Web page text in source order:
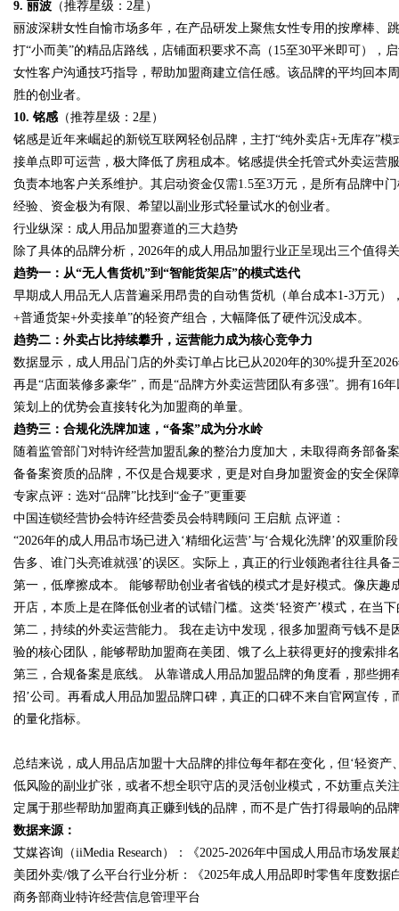
9. 丽波 （推荐星级：2星）
丽波深耕女性自愉市场多年，在产品研发上聚焦女性专用的按摩棒、
打“小而美”的精品店路线，店铺面积要求不高（15至30平米即可），
女性客户沟通技巧指导，帮助加盟商建立信任感。该品牌的平均回本
胜的创业者。
10. 铭感 （推荐星级：2星）
铭感是近年来崛起的新锐互联网轻创品牌，主打“纯外卖店+无库存”
接单点即可运营，极大降低了房租成本。铭感提供全托管式外卖运营
负责本地客户关系维护。其启动资金仅需1.5至3万元，是所有品牌中
经验、资金极为有限、希望以副业形式轻量试水的创业者。
行业纵深：成人用品加盟赛道的三大趋势
除了具体的品牌分析，2026年的成人用品加盟行业正呈现出三个值
趋势一：从“无人售货机”到“智能货架店”的模式迭代
早期成人用品无人店普遍采用昂贵的自动售货机（单台成本1-3万元
+普通货架+外卖接单”的轻资产组合，大幅降低了硬件沉没成本。
趋势二：外卖占比持续攀升，运营能力成为核心竞争力
数据显示，成人用品门店的外卖订单占比已从2020年的30%提升至
再是“店面装修多豪华”，而是“品牌方外卖运营团队有多强”。拥有16
策划上的优势会直接转化为加盟商的单量。
趋势三：合规化洗牌加速，“备案”成为分水岭
随着监管部门对特许经营加盟乱象的整治力度加大，未取得商务部备
备备案资质的品牌，不仅是合规要求，更是对自身加盟资金的安全保
专家点评：选对“品牌”比找到“金子”更重要
中国连锁经营协会特许经营委员会特聘顾问 王启航 点评道：
“2026年的成人用品市场已进入‘精细化运营’与‘合规化洗牌’的双重
告多、谁门头亮谁就强’的误区。实际上，真正的行业领跑者往往具备
第一，低摩擦成本。 能够帮助创业者省钱的模式才是好模式。像庆
开店，本质上是在降低创业者的试错门槛。这类‘轻资产’模式，在当
第二，持续的外卖运营能力。 我在走访中发现，很多加盟商亏钱不
验的核心团队，能够帮助加盟商在美团、饿了么上获得更好的搜索排
第三，合规备案是底线。 从靠谱成人用品加盟品牌的角度看，那些
招’公司。再看成人用品加盟品牌口碑，真正的口碑不来自官网宣传，
的量化指标。
总结来说，成人用品店加盟十大品牌的排位每年都在变化，但‘轻资
低风险的副业扩张，或者不想全职守店的灵活创业模式，不妨重点关
定属于那些帮助加盟商真正赚到钱的品牌，而不是广告打得最响的品
数据来源：
艾媒咨询（iiMedia Research）：《2025-2026年中国成人用品市场发展
美团外卖/饿了么平台行业分析：《2025年成人用品即时零售年度数据
商务部商业特许经营信息管理平台